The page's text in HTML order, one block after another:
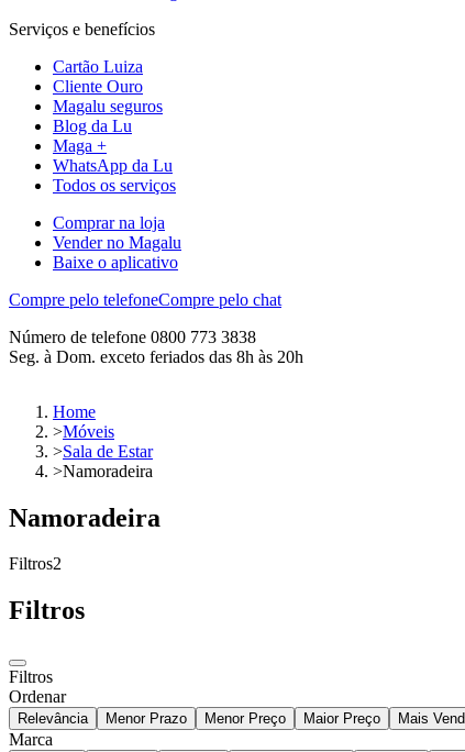
Serviços e benefícios
Cartão Luiza
Cliente Ouro
Magalu seguros
Blog da Lu
Maga +
WhatsApp da Lu
Todos os serviços
Comprar na loja
Vender no Magalu
Baixe o aplicativo
Compre pelo telefoneCompre pelo chat
Número de telefone 0800 773 3838
Seg. à Dom. exceto feriados das 8h às 20h
Home
>Móveis
>Sala de Estar
>Namoradeira
Namoradeira
Filtros2
Filtros
Filtros
Ordenar
Relevância Menor Prazo Menor Preço Maior Preço Mais
Marca